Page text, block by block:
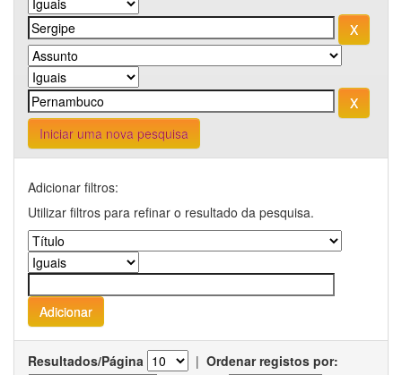
Iniciar uma nova pesquisa
Adicionar filtros:
Utilizar filtros para refinar o resultado da pesquisa.
Resultados/Página | Ordenar registos por: